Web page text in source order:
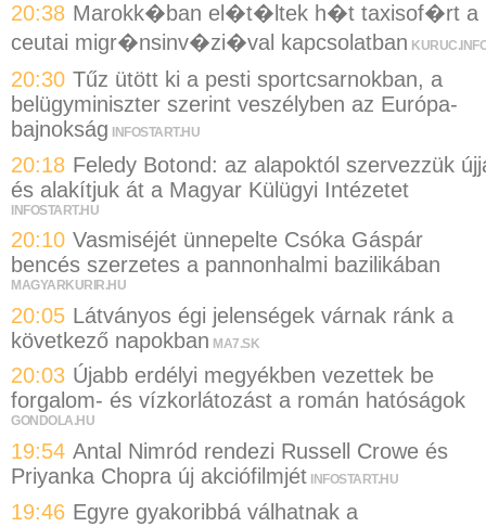
20:38 Marokk�ban el�t�ltek h�t taxisof�rt a
ceutai migr�nsinv�zi�val kapcsolatban
20:30 Tűz ütött ki a pesti sportcsarnokban, a
belügyminiszter szerint veszélyben az Európa-
bajnokság
INFOSTART.HU
20:18 Feledy Botond: az alapoktól szervezzük
és alakítjuk át a Magyar Külügyi Intézetet
INFOSTART.HU
20:10 Vasmiséjét ünnepelte Csóka Gáspár
bencés szerzetes a pannonhalmi bazilikában
MAGYARKURIR.HU
20:05 Látványos égi jelenségek várnak ránk a
következő napokban MA7.SK
20:03 Újabb erdélyi megyékben vezettek be
forgalom- és vízkorlátozást a román hatóságok
GONDOLA.HU
19:54 Antal Nimród rendezi Russell Crowe és
Priyanka Chopra új akciófilmjét INFOSTART.HU
19:46 Egyre gyakoribbá válhatnak a